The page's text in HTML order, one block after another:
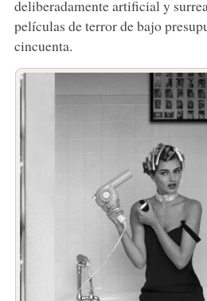
deliberadamente artificial y
películas de terror de bajo
cincuenta.